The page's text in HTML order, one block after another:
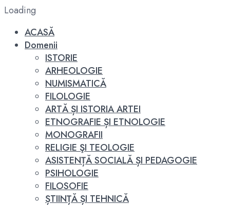
Loading
ACASĂ
Domenii
ISTORIE
ARHEOLOGIE
NUMISMATICĂ
FILOLOGIE
ARTĂ ȘI ISTORIA ARTEI
ETNOGRAFIE ȘI ETNOLOGIE
MONOGRAFII
RELIGIE ŞI TEOLOGIE
ASISTENȚĂ SOCIALĂ ȘI PEDAGOGIE
PSIHOLOGIE
FILOSOFIE
ȘTIINȚĂ ȘI TEHNICĂ